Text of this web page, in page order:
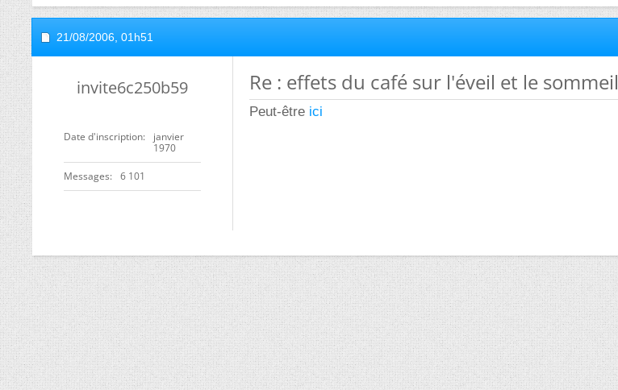
21/08/2006, 01h51
invite6c250b59
Date d'inscription
janvier
1970
Messages 6 101
Re : effets du café sur l'éveil et le sommeil
Peut-être ici